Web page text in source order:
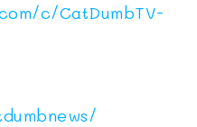
c/CatDumbTV-